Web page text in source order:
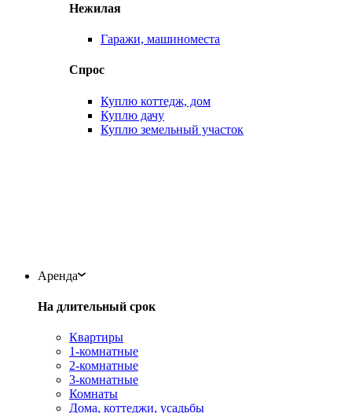
Нежилая
Гаражи, машиноместа
Спрос
Куплю коттедж, дом
Куплю дачу
Куплю земельный участок
Аренда
На длительный срок
Квартиры
1-комнатные
2-комнатные
3-комнатные
Комнаты
Дома, коттеджи, усадьбы